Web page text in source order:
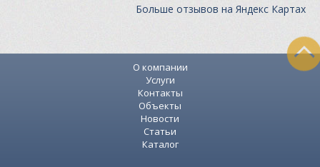
Больше отзывов на Яндекс Картах
О компании
Услуги
Контакты
Объекты
Новости
Статьи
Каталог